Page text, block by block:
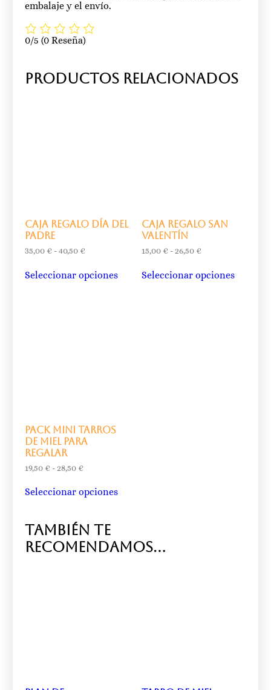
embalaje y el envío.
0/5 (0 Reseña)
Productos relacionados
Caja regalo Día del
Padre
35,00 € - 40,50 €
Seleccionar opciones
Caja regalo San
Valentín
15,00 € - 26,50 €
Seleccionar opciones
Pack mini tarros
de miel para
regalar
19,50 € - 28,50 €
Seleccionar opciones
También te
recomendamos…